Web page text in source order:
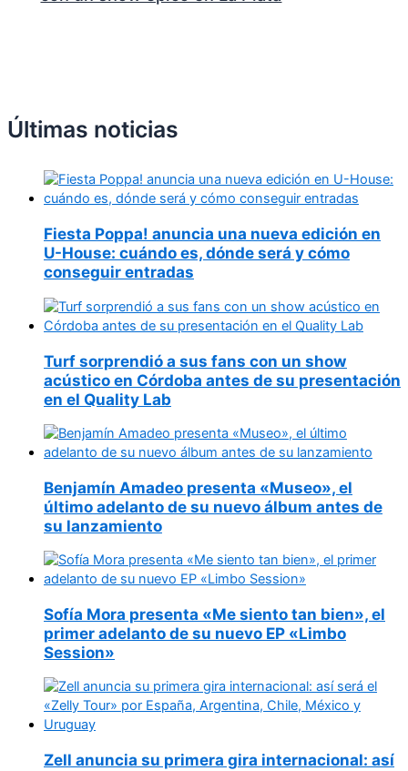
Últimas noticias
Fiesta Poppa! anuncia una nueva edición en
U-House: cuándo es, dónde será y cómo
conseguir entradas
Turf sorprendió a sus fans con un show
acústico en Córdoba antes de su presentación
en el Quality Lab
Benjamín Amadeo presenta «Museo», el
último adelanto de su nuevo álbum antes de
su lanzamiento
Sofía Mora presenta «Me siento tan bien», el
primer adelanto de su nuevo EP «Limbo
Session»
Zell anuncia su primera gira internacional: así